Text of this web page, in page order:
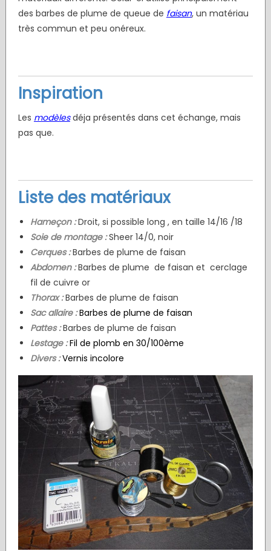
des barbes de plume de queue de faisan, un matériau
très commun et peu onéreux.
Inspiration
Les modèlesdéja présentés dans cet échange, mais
pas que.
Liste des matériaux
Hameçon :Droit, si possible long , en taille 14/16 /18
Soie de montage :Sheer 14/0, noir
Cerques :Barbes de plume de faisan
Abdomen :Barbes de plume de faisan et cerclage
fil de cuivre or
Thorax :Barbes de plume de faisan
Sac allaire :Barbes de plume de faisan
Pattes :Barbes de plume de faisan
Lestage :Fil de plomb en 30/100ème
Divers : Vernis incolore